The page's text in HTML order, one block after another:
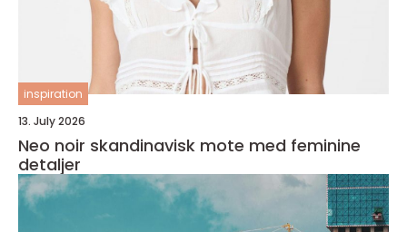
inspiration
13. July 2026
Neo noir skandinavisk mote med feminine
detaljer